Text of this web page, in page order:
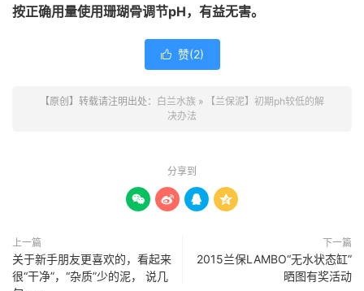
按正确用量使用珊瑚骨调节pH，有益无害。
 赞(2)
【原创】转载请注明出处： 白兰水族 »
【兰保泥】初期ph较低的解
决办法
分享到
   
上一篇
关于新手朋友更喜欢的，看起来
很“干净”，“杂质”少的泥， 说几
下一篇
2015兰保LAMBO“无水状态缸”
晒图有奖活动